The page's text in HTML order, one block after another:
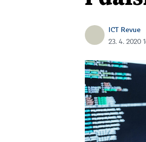
ICT Revue
23. 4. 2020